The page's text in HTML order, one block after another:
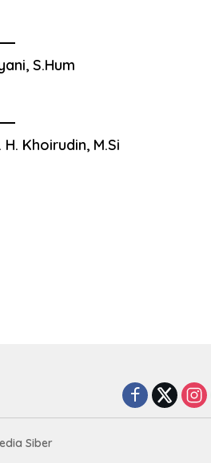
S.Hum
H. Khoirudin, M.Si
Siber